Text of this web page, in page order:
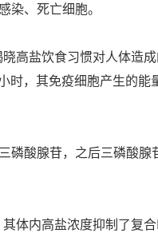
染、死亡细胞。
盐饮食习惯对人体造成
时，其免疫细胞产生的能
酸腺苷，之后三磷酸腺
内高盐浓度抑制了复合